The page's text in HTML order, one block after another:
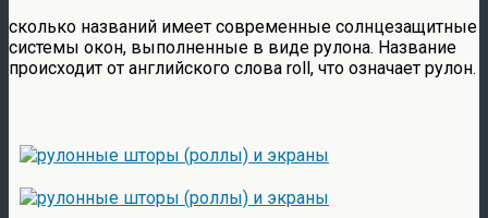
сколько названий имеет современные солнцезащитные
системы окон, выполненные в виде рулона. Название
происходит от английского слова roll, что означает рулон.